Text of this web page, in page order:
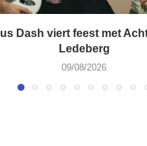
Dash viert feest met
Ledeberg
09/08/2026